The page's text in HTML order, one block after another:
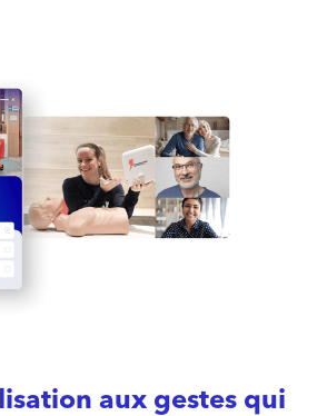
aux gestes qui